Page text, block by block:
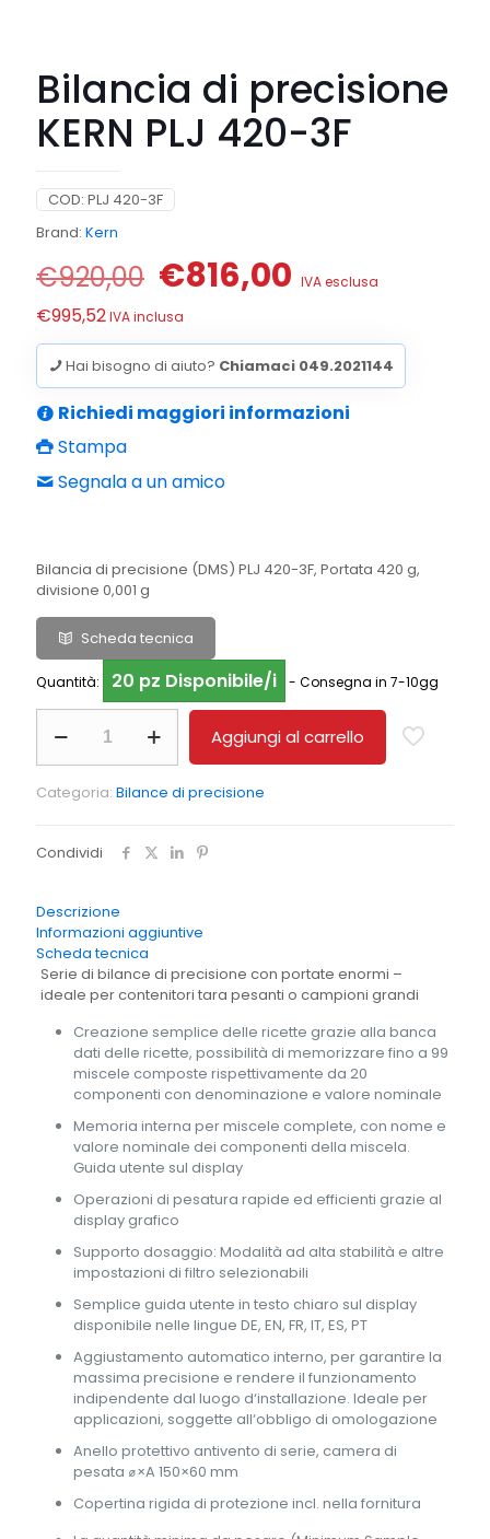
Bilancia di precisione
KERN PLJ 420-3F
COD: PLJ 420-3F
Brand: Kern
€920,00 Il
prezzo
originale
era:
€920,00.
€816,00 Il
attuale
è:
€816,00.
IVA esclusa
€995,52IVA inclusa
Hai bisogno di aiuto? Chiamaci 049.2021144
Richiedi maggiori informazioni
Stampa
Segnala a un amico
Bilancia di precisione (DMS) PLJ 420-3F, Portata 420 g,
divisione 0,001 g
Scheda tecnica
Quantità: 20 pz Disponibile/i - Consegna in 7-10gg
PLJ
quantità
Aggiungi al carrello
Categoria: Bilance di precisione
Condividi
Descrizione
Informazioni aggiuntive
Scheda tecnica
Serie di bilance di precisione con portate enormi –
ideale per contenitori tara pesanti o campioni grandi
Creazione semplice delle ricette grazie alla banca
dati delle ricette, possibilità di memorizzare fino a 99
miscele composte rispettivamente da 20
componenti con denominazione e valore nominale
Memoria interna per miscele complete, con nome e
valore nominale dei componenti della miscela.
Guida utente sul display
Operazioni di pesatura rapide ed efficienti grazie al
display grafico
Supporto dosaggio: Modalità ad alta stabilità e altre
impostazioni di filtro selezionabili
Semplice guida utente in testo chiaro sul display
disponibile nelle lingue DE, EN, FR, IT, ES, PT
Aggiustamento automatico interno, per garantire la
massima precisione e rendere il funzionamento
indipendente dal luogo d‘installazione. Ideale per
applicazioni, soggette all‘obbligo di omologazione
Anello protettivo antivento di serie, camera di
pesata ⌀×A 150×60 mm
Copertina rigida di protezione incl. nella fornitura